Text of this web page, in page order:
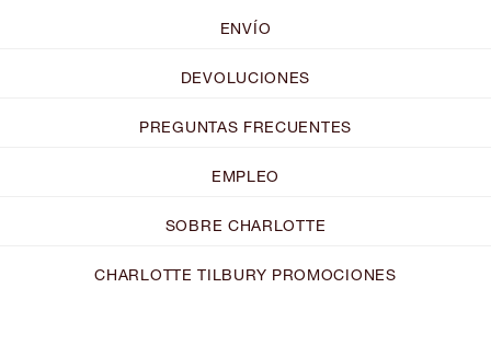
ENVÍO
DEVOLUCIONES
PREGUNTAS FRECUENTES
EMPLEO
SOBRE CHARLOTTE
CHARLOTTE TILBURY PROMOCIONES